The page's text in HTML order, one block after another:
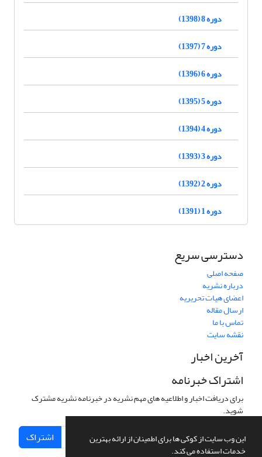
این وب سایت از کوکی ها برای اطمینان از ارائه بهترین
خدمات استفاده می کند.
دوره 8 (1398)
دوره 7 (1397)
دوره 6 (1396)
دوره 5 (1395)
دوره 4 (1394)
دوره 3 (1393)
دوره 2 (1392)
دوره 1 (1391)
دسترسی سریع
صفحه اصلی
درباره نشریه
اعضای هیات تحریریه
ارسال مقاله
تماس با ما
نقشه سایت
آخرین اخبار
اشتراک خبرنامه
برای دریافت اخبار و اطلاعیه های مهم نشریه در خبرنامه نشریه مشترک
شوید.
اشتراک